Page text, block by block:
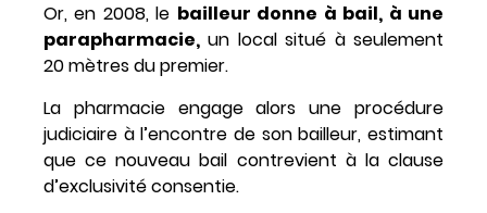
Or, en 2008, le bailleur donne à bail, à une
parapharmacie, un local situé à seulement
20 mètres du premier.
La pharmacie engage alors une procédure
judiciaire à l’encontre de son bailleur, estimant
que ce nouveau bail contrevient à la clause
d’exclusivité consentie.